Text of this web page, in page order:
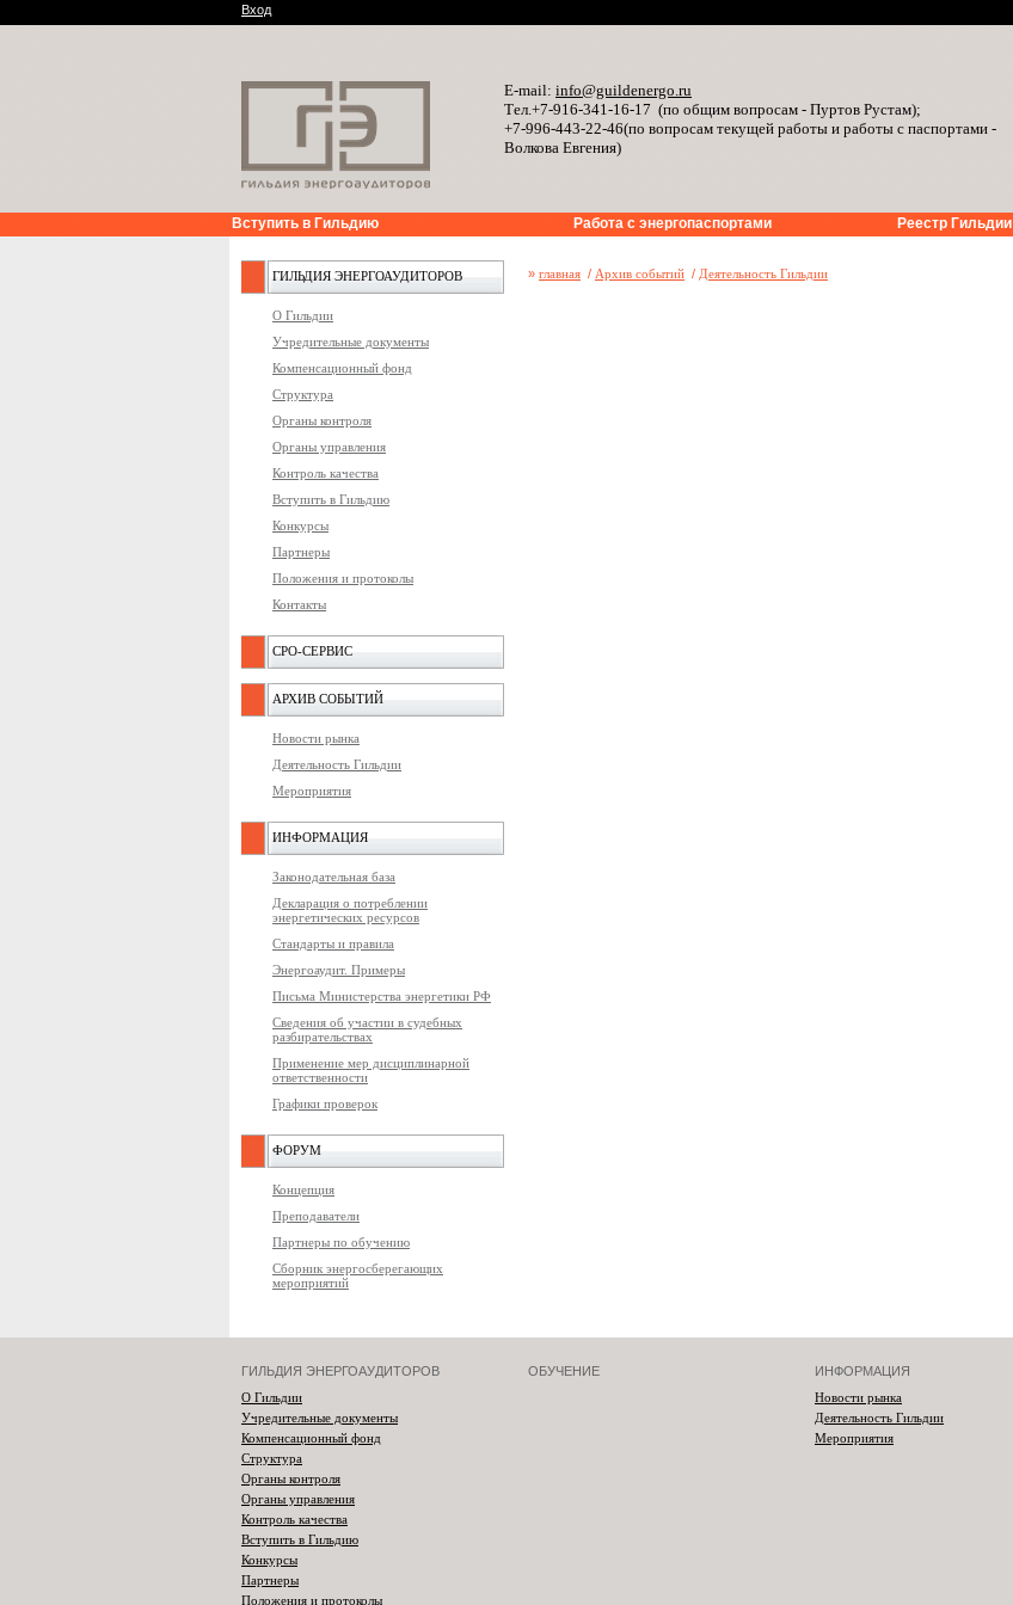
Вход
E-mail: info@guildenergo.ru
Тел.+7-916-341-16-17 (по общим вопросам - Пуртов Рустам);
+7-996-443-22-46(по вопросам текущей работы и работы с паспортами -
Волкова Евгения)
Вступить в Гильдию Работа с энергопаспортами Реестр Гильдии
ГИЛЬДИЯ ЭНЕРГОАУДИТОРОВ
О Гильдии
Учредительные документы
Компенсационный фонд
Структура
Органы контроля
Органы управления
Контроль качества
Вступить в Гильдию
Конкурсы
Партнеры
Положения и протоколы
Контакты
СРО-СЕРВИС
АРХИВ СОБЫТИЙ
Новости рынка
Деятельность Гильдии
Мероприятия
ИНФОРМАЦИЯ
Законодательная база
Декларация о потреблении
энергетических ресурсов
Стандарты и правила
Энергоаудит. Примеры
Письма Министерства энергетики РФ
Сведения об участии в судебных
разбирательствах
Применение мер дисциплинарной
ответственности
Графики проверок
ФОРУМ
Концепция
Преподаватели
Партнеры по обучению
Сборник энергосберегающих
мероприятий
» главная / Архив событий / Деятельность Гильдии
ГИЛЬДИЯ ЭНЕРГОАУДИТОРОВ
О Гильдии
Учредительные документы
Компенсационный фонд
Структура
Органы контроля
Органы управления
Контроль качества
Вступить в Гильдию
Конкурсы
Партнеры
Положения и протоколы
ОБУЧЕНИЕ
ИНФОРМАЦИЯ
Новости рынка
Деятельность Гильдии
Мероприятия